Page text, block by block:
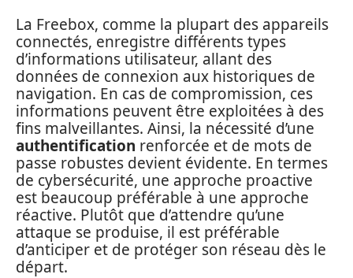
La Freebox, comme la plupart des appareils
connectés, enregistre différents types
d’informations utilisateur, allant des
données de connexion aux historiques de
navigation. En cas de compromission, ces
informations peuvent être exploitées à des
fins malveillantes. Ainsi, la nécessité d’une
authentification renforcée et de mots de
passe robustes devient évidente. En termes
de cybersécurité, une approche proactive
est beaucoup préférable à une approche
réactive. Plutôt que d’attendre qu’une
attaque se produise, il est préférable
d’anticiper et de protéger son réseau dès le
départ.